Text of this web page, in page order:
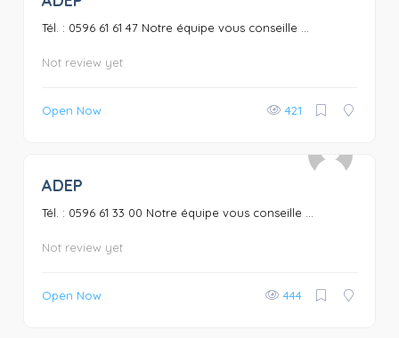
Tél. : 0596 61 61 47 Notre équipe vous conseille ...
Not review yet
Open Now 421
ADEP
Tél. : 0596 61 33 00 Notre équipe vous conseille ...
Not review yet
Open Now 444